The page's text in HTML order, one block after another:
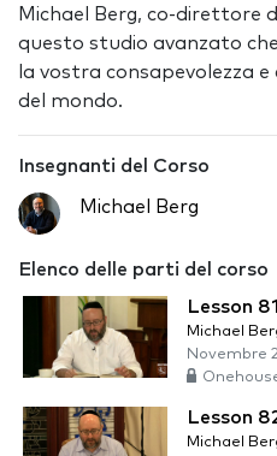
Michael Berg, co-direttore
questo studio avanzato
la vostra consapevolezza
del mondo.
Insegnanti del Corso
Michael Berg
Elenco delle parti del corso
Lesson 81
Michael
Novembre
Lesson
Michael